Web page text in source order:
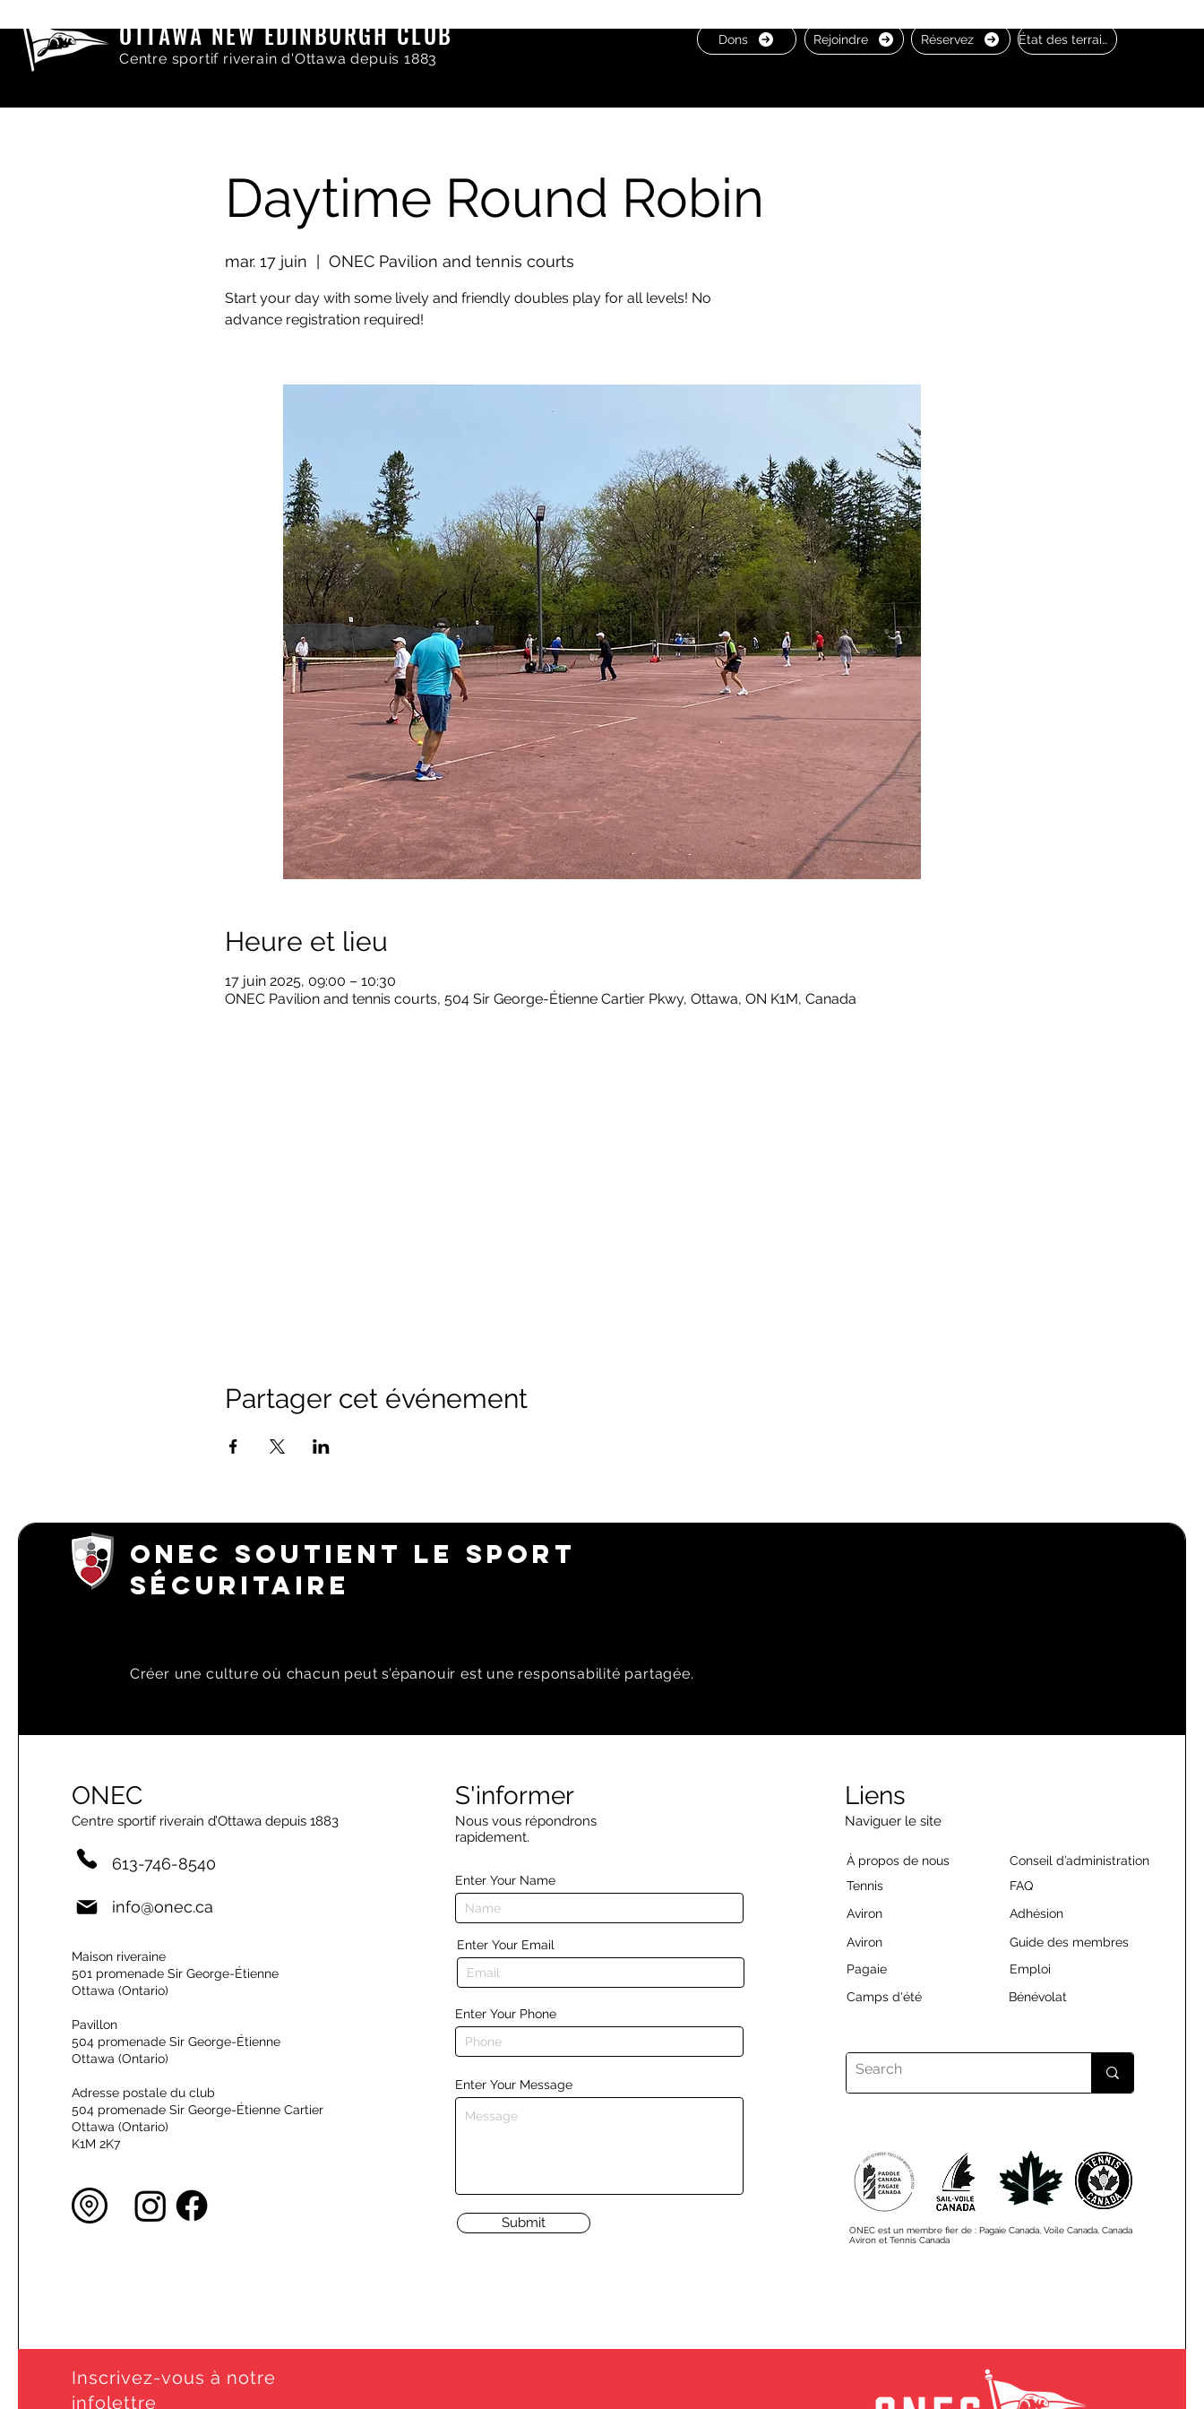
OTTAWA NEW EDINBURGH CLUB
Centre sportif riverain d'Ottawa depuis 1883
Dons Rejoindre Réservez État des terrains
Daytime Round Robin
mar. 17 juin ONEC Pavilion and tennis courts
Start your day with some lively and friendly doubles play for all levels! No
Heure et lieu
17 juin 2025, 09:00 – 10:30
ONEC Pavilion and tennis courts, 504 Sir George-Étienne Cartier Pkwy, Ottawa, ON K1M, Canada
Partager cet événement
ONEC SOUTIENT LE SPORT
SÉCURITAIRE
Créer une culture où chacun peut s’épanouir est une responsabilité partagée.
ONEC
Centre sportif riverain d’Ottawa depuis 1883
613-746-8540
info@onec.ca
Maison riveraine
501 promenade Sir George-Étienne
Ottawa (Ontario)
Pavillon
504 promenade Sir George-Étienne
Ottawa (Ontario)
Adresse postale du club
504 promenade Sir George-Étienne Cartier
Ottawa (Ontario)
K1M 2K7
S'informer
Nous vous répondrons
rapidement.
Enter Your Name
Enter Your Email
Enter Your Phone
Enter Your Message
Submit
Liens
Naviguer le site
À propos de nous
Tennis
Aviron
Aviron
Pagaie
Camps d'été
Conseil d’administration
FAQ
Adhésion
Guide des membres
Emploi
Bénévolat
ONEC est un membre fier de : Pagaie Canada, Voile Canada, Canada
Aviron et Tennis Canada
Inscrivez-vous à notre
infolettre